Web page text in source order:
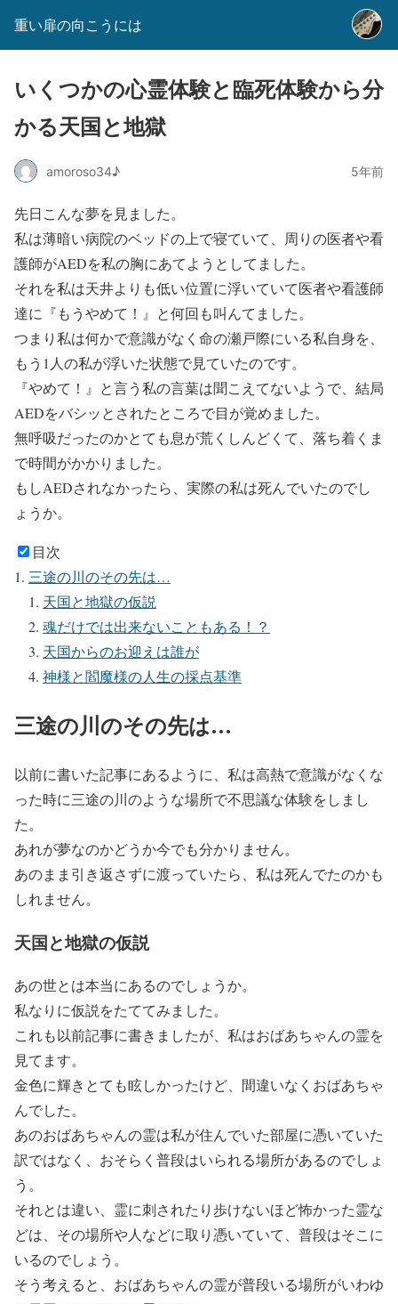
重い扉の向こうには
いくつかの心霊体験と臨死体験から分
かる天国と地獄
amoroso34♪ 5年前
先日こんな夢を見ました。
私は薄暗い病院のベッドの上で寝ていて、周りの医者や看
護師がAEDを私の胸にあてようとしてました。
それを私は天井よりも低い位置に浮いていて医者や看護師
達に『もうやめて！』と何回も叫んてました。
つまり私は何かで意識がなく命の瀬戸際にいる私自身を、
もう1人の私が浮いた状態で見ていたのです。
『やめて！』と言う私の言葉は聞こえてないようで、結局
AEDをバシッとされたところで目が覚めました。
無呼吸だったのかとても息が荒くしんどくて、落ち着くま
で時間がかかりました。
もしAEDされなかったら、実際の私は死んでいたのでし
ょうか。
目次
三途の川のその先は…
天国と地獄の仮説
魂だけでは出来ないこともある！？
天国からのお迎えは誰が
神様と閻魔様の人生の採点基準
三途の川のその先は…
以前に書いた記事にあるように、私は高熱で意識がなくな
った時に三途の川のような場所で不思議な体験をしまし
た。
あれが夢なのかどうか今でも分かりません。
あのまま引き返さずに渡っていたら、私は死んでたのかも
しれません。
天国と地獄の仮説
あの世とは本当にあるのでしょうか。
私なりに仮説をたててみました。
これも以前記事に書きましたが、私はおばあちゃんの霊を
見てます。
金色に輝きとても眩しかったけど、間違いなくおばあちゃ
んでした。
あのおばあちゃんの霊は私が住んでいた部屋に憑いていた
訳ではなく、おそらく普段はいられる場所があるのでしょ
う。
それとは違い、霊に刺されたり歩けないほど怖かった霊な
どは、その場所や人などに取り憑いていて、普段はそこに
いるのでしょう。
そう考えると、おばあちゃんの霊が普段いる場所がいわゆ